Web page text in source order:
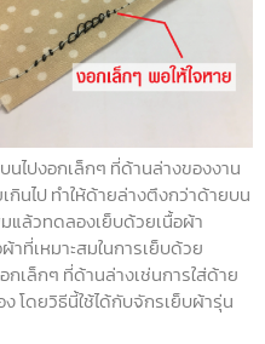
ไปงอกเล็กๆ ที่ด้านล่างของงาน
นไป ทำให้ด้ายล่างตึงกว่าด้ายบน
แล้วทดลองเย็บด้วยเนื้อผ้า
าที่เหมาะสมในการเย็บด้วย
เล็กๆ ที่ด้านล่างเช่นการใส่ด้าย
โดยวิธีนี้ใช้ได้กับจักรเย็บผ้ารุ่น